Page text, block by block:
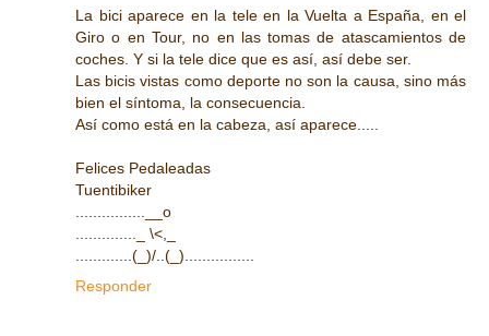
La bici aparece en la tele en la Vuelta a España, en el
Giro o en Tour, no en las tomas de atascamientos de
coches. Y si la tele dice que es así, así debe ser.
Las bicis vistas como deporte no son la causa, sino más
bien el síntoma, la consecuencia.
Así como está en la cabeza, así aparece.....
Felices Pedaleadas
Tuentibiker
................__o
.............._ \<,_
.............(_)/..(_)................
Responder